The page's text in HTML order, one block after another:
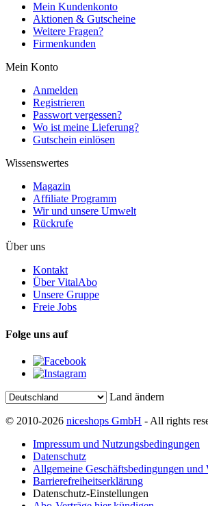
Mein Kundenkonto
Aktionen & Gutscheine
Weitere Fragen?
Firmenkunden
Mein Konto
Anmelden
Registrieren
Passwort vergessen?
Wo ist meine Lieferung?
Gutschein einlösen
Wissenswertes
Magazin
Affiliate Programm
Wir und unsere Umwelt
Rückrufe
Über uns
Kontakt
Über VitalAbo
Unsere Gruppe
Freie Jobs
Folge uns auf
Land ändern
© 2010-2026 niceshops GmbH - All rights
Impressum und Nutzungsbedingungen
Datenschutz
Allgemeine Geschäftsbedingungen und
Barrierefreiheitserklärung
Datenschutz-Einstellungen